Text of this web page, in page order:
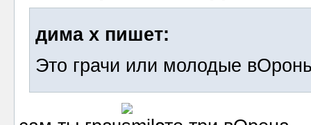
дима х пишет:
Это грачи или молодые